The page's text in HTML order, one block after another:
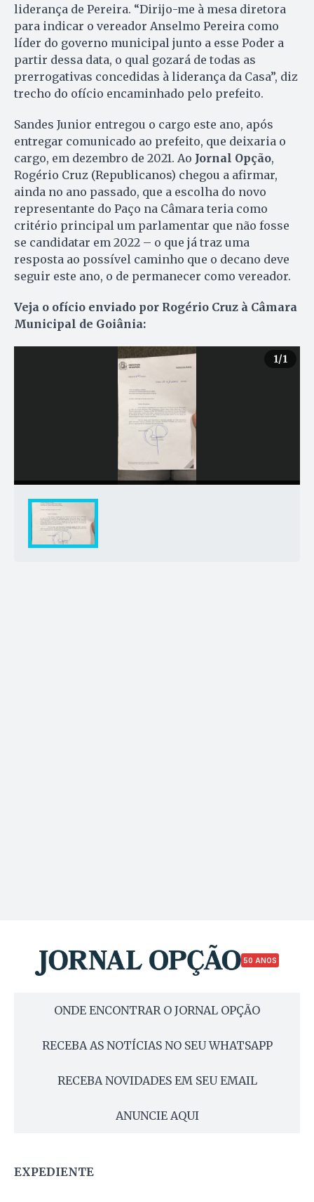
liderança de Pereira. “Dirijo-me à mesa diretora
para indicar o vereador Anselmo Pereira como
líder do governo municipal junto a esse Poder a
partir dessa data, o qual gozará de todas as
prerrogativas concedidas à liderança da Casa”, diz
trecho do ofício encaminhado pelo prefeito.
Sandes Junior entregou o cargo este ano, após
entregar comunicado ao prefeito, que deixaria o
cargo, em dezembro de 2021. Ao Jornal Opção,
Rogério Cruz (Republicanos) chegou a afirmar,
ainda no ano passado, que a escolha do novo
representante do Paço na Câmara teria como
critério principal um parlamentar que não fosse
se candidatar em 2022 – o que já traz uma
resposta ao possível caminho que o decano deve
seguir este ano, o de permanecer como vereador.
Veja o ofício enviado por Rogério Cruz à Câmara
Municipal de Goiânia:
1/1
50 ANOS
ONDE ENCONTRAR O JORNAL OPÇÃO
RECEBA AS NOTÍCIAS NO SEU WHATSAPP
RECEBA NOVIDADES EM SEU EMAIL
ANUNCIE AQUI
EXPEDIENTE